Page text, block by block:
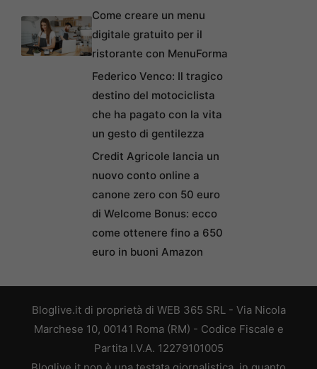
Come creare un menu
digitale gratuito per il
ristorante con MenuForma
Federico Venco: Il tragico
destino del motociclista
che ha pagato con la vita
un gesto di gentilezza
Credit Agricole lancia un
nuovo conto online a
canone zero con 50 euro
di Welcome Bonus: ecco
come ottenere fino a 650
euro in buoni Amazon
Bloglive.it di proprietà di WEB 365 SRL - Via Nicola
Marchese 10, 00141 Roma (RM) - Codice Fiscale e
Partita I.V.A. 12279101005